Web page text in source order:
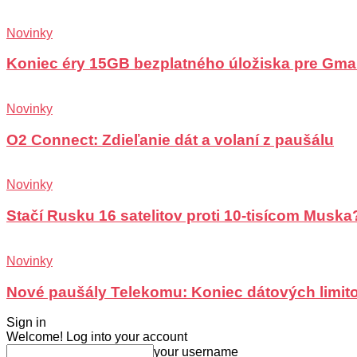
Novinky
Koniec éry 15GB bezplatného úložiska pre
Novinky
O2 Connect: Zdieľanie dát a volaní z paušálu
Novinky
Stačí Rusku 16 satelitov proti 10-tisícom
Novinky
Nové paušály Telekomu: Koniec dátových
Sign in
Welcome! Log into your account
your username